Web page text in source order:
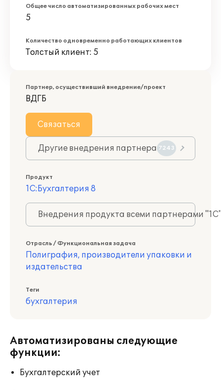
Общее число автоматизированных рабочих мест
5
Количество одновременно работающих клиентов
Толстый клиент: 5
Партнер, осуществивший внедрение/проект
ВДГБ
Связаться
Другие внедрения партнера 7243
Продукт
1С:Бухгалтерия 8
Внедрения продукта всеми партнерами
Отрасль / Функциональная задача
Полиграфия, производители упаковки и
издательства
Теги
бухгалтерия
Автоматизированы следующие
функции:
Бухгалтерский учет